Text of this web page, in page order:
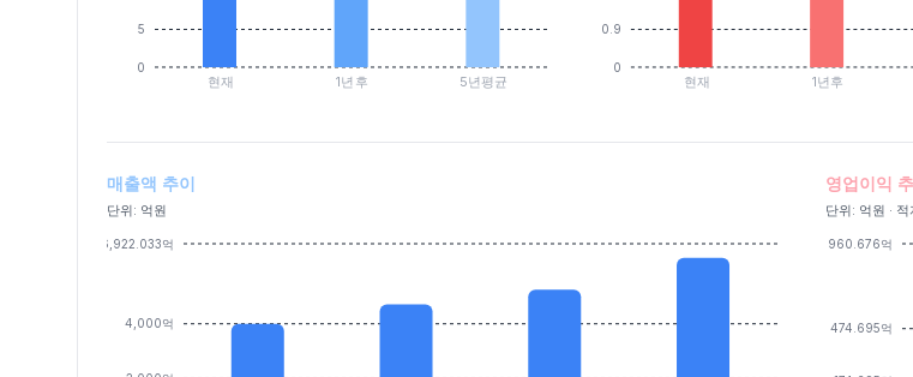
현재 1년후 5년평균
0
5
현재 1년후
0
0.9
매출액 추이
단위: 억원
4,000억
6,922.033억
영업이익
단위: 억원 ·
474.695억
960.676억